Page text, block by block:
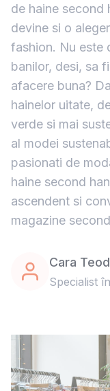
de haine second
devine si o
fashion. Nu este
banilor, desi, sa
afacere buna?
hainelor uitate,
verde si mai
al modei
pasionati de
haine second
ascendent si
magazine
Cara
Specialist